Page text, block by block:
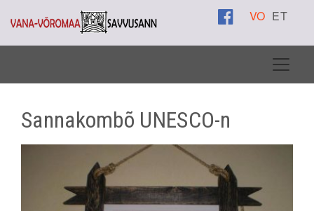
VO ET
Sannakombõ UNESCO-n